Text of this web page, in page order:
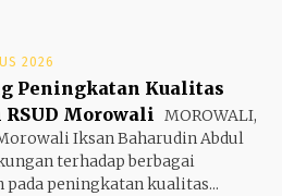
2026
Peningkatan Kualitas
Morowali MOROWALI,
Iksan Baharudin Abdul
terhadap berbagai
peningkatan kualitas...